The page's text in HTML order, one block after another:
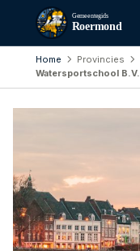
Gemeentegids
Roermond
Home Provincies
Watersportschool B.V.